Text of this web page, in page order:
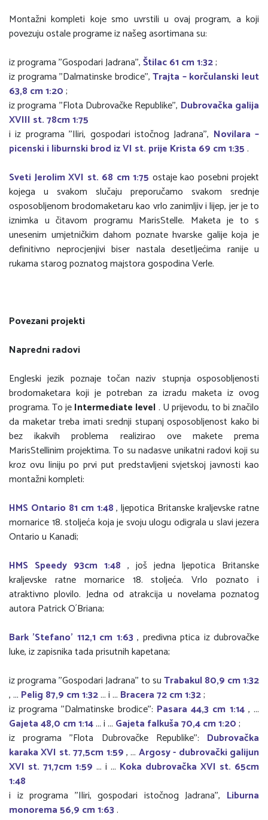
Montažni kompleti koje smo uvrstili u ovaj program, a koji
povezuju ostale programe iz našeg asortimana su:
iz programa ''Gospodari Jadrana'',Štilac 61 cm 1:32;
iz programa ''Dalmatinske brodice'',Trajta – korčulanski leut
63,8 cm 1:20;
iz programa ''Flota Dubrovačke Republike'', Dubrovačka galija
XVIII st. 78cm 1:75
i iz programa ''Iliri, gospodari istočnog Jadrana'', Novilara –
picenski i liburnski brod iz VI st. prije Krista 69 cm 1:35.
Sveti Jerolim XVI st. 68 cm 1:75 ostaje kao posebni projekt
kojega u svakom slučaju preporučamo svakom srednje
osposobljenom brodomaketaru kao vrlo zanimljiv i lijep, jer je to
iznimka u čitavom programu MarisStelle. Maketa je to s
unesenim umjetničkim dahom poznate hvarske galije koja je
definitivno neprocjenjivi biser nastala desetljećima ranije u
rukama starog poznatog majstora gospodina Verle.
Povezani projekti
Napredni radovi
Engleski jezik poznaje točan naziv stupnja osposobljenosti
brodomaketara koji je potreban za izradu maketa iz ovog
programa. To jeIntermediate level. U prijevodu, to bi značilo
da maketar treba imati srednji stupanj osposobljenost kako bi
bez ikakvih problema realizirao ove makete prema
MarisStellinim projektima. To su nadasve unikatni radovi koji su
kroz ovu liniju po prvi put predstavljeni svjetskoj javnosti kao
montažni kompleti:
HMS Ontario 81 cm 1:48 , ljepotica Britanske kraljevske ratne
mornarice 18. stoljeća koja je svoju ulogu odigrala u slavi jezera
Ontario u Kanadi;
HMS Speedy 93cm 1:48 , još jedna ljepotica Britanske
kraljevske ratne mornarice 18. stoljeća. Vrlo poznato i
atraktivno plovilo. Jedna od atrakcija u novelama poznatog
autora Patrick O´Briana;
Bark 'Stefano' 112,1 cm 1:63 , predivna ptica iz dubrovačke
luke, iz zapisnika tada prisutnih kapetana;
iz programa ''Gospodari Jadrana'' to suTrabakul 80,9 cm 1:32
, ... Pelig 87,9 cm 1:32... i ... Bracera 72 cm 1:32;
iz programa ''Dalmatinske brodice'': Pasara 44,3 cm 1:14 , ...
Gajeta 48,0 cm 1:14... i ... Gajeta falkuša 70,4 cm 1:20;
iz programa ''Flota Dubrovačke Republike'': Dubrovačka
karaka XVI st. 77,5cm 1:59, ... Argosy - dubrovački galijun
XVI st. 71,7cm 1:59 ... i ... Koka dubrovačka XVI st. 65cm
1:48
i iz programa ''Iliri, gospodari istočnog Jadrana'', Liburna
monorema 56,9 cm 1:63.